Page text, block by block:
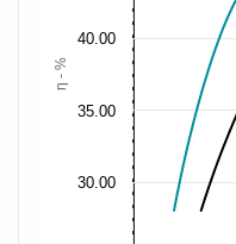
η - %
30.00
35.00
40.00